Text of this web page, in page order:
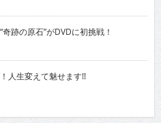
跡の原石”がDVDに初挑戦！
人生変えて魅せます!!